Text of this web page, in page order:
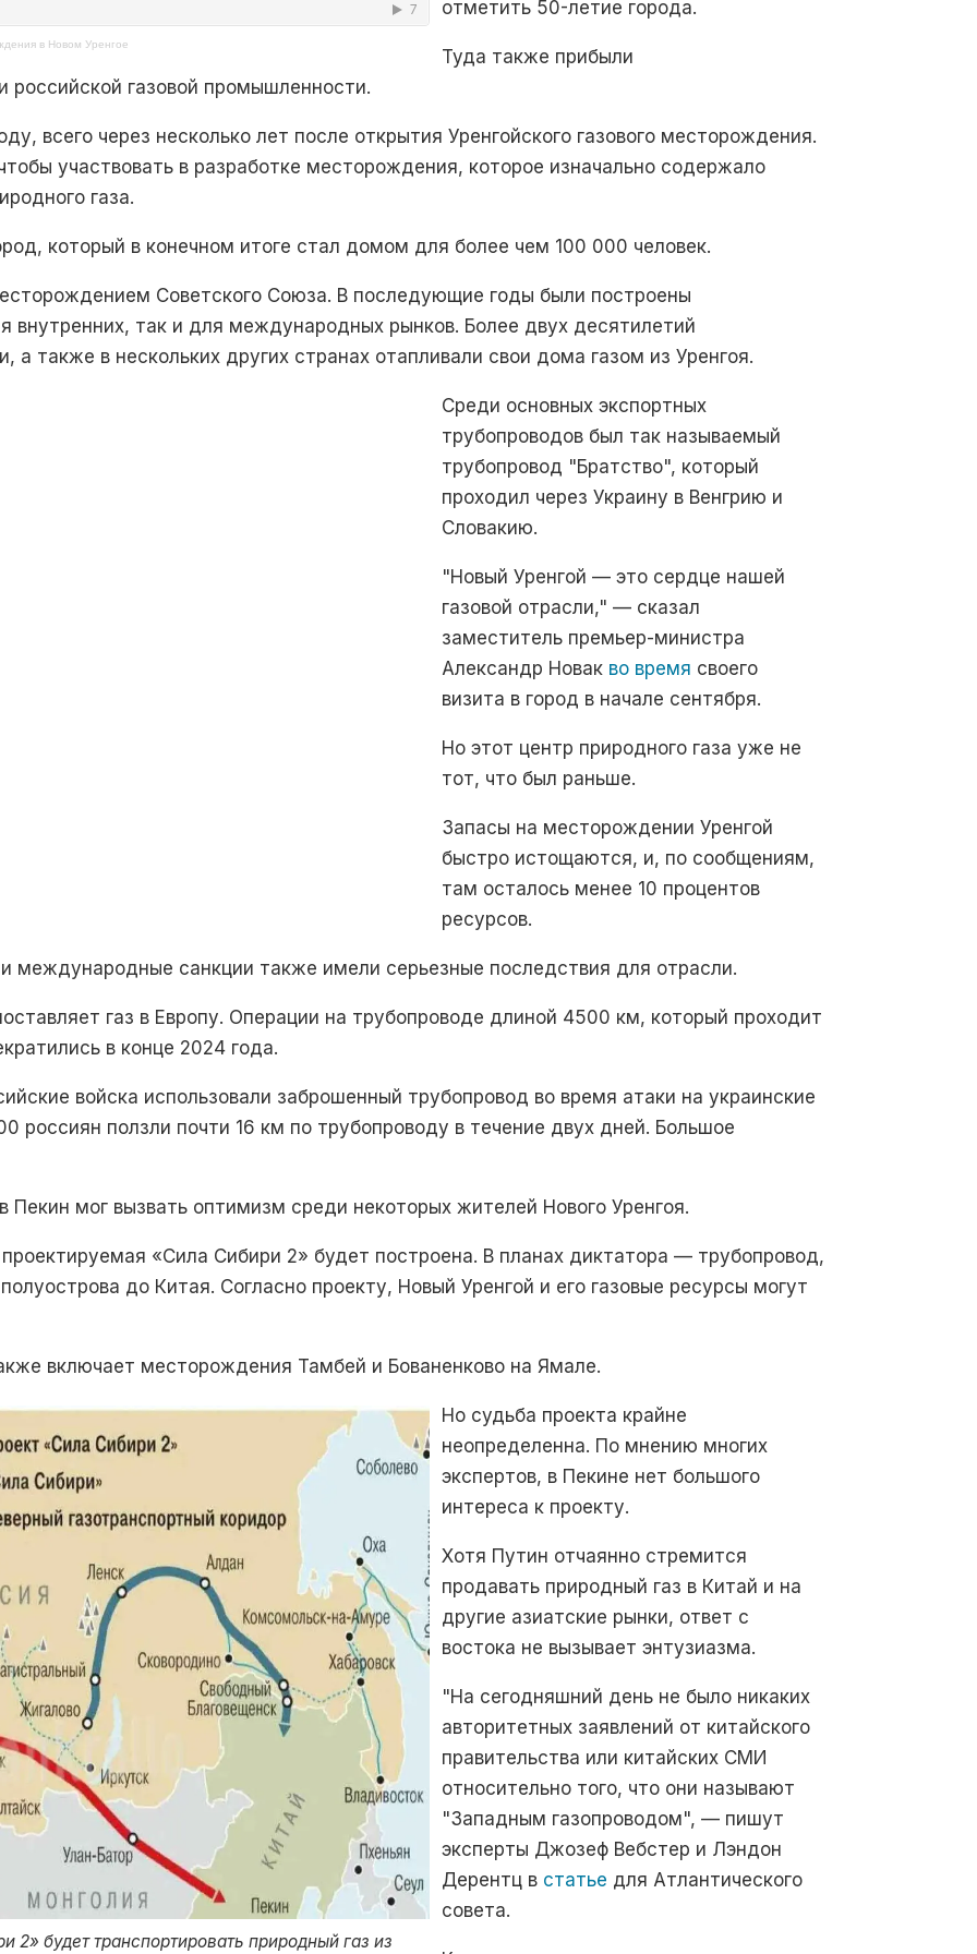
в Новом Уренгое
отметить 50-летие города.
Туда также прибыли
российской газовой промышленности.
всего через несколько лет после открытия Уренгойского газового месторождения.
участвовать в разработке месторождения, которое изначально содержало
газа.
который в конечном итоге стал домом для более чем 100 000 человек.
Советского Союза. В последующие годы были построены
внутренних, так и для международных рынков. Более двух десятилетий
а также в нескольких других странах отапливали свои дома газом из Уренгоя.
Среди основных экспортных
трубопроводов был так называемый
трубопровод "Братство", который
проходил через Украину в Венгрию и
Словакию.
"Новый Уренгой — это сердце нашей
газовой отрасли," — сказал
заместитель премьер-министра
Александр Новак во время своего
визита в город в начале сентября.
Но этот центр природного газа уже не
тот, что был раньше.
Запасы на месторождении Уренгой
быстро истощаются, и, по сообщениям,
там осталось менее 10 процентов
ресурсов.
международные санкции также имели серьезные последствия для отрасли.
газ в Европу. Операции на трубопроводе длиной 4500 км, который проходит
в конце 2024 года.
войска использовали заброшенный трубопровод во время атаки на украинские
россиян ползли почти 16 км по трубопроводу в течение двух дней. Большое
мог вызвать оптимизм среди некоторых жителей Нового Уренгоя.
«Сила Сибири 2» будет построена. В планах диктатора — трубопровод,
до Китая. Согласно проекту, Новый Уренгой и его газовые ресурсы могут
включает месторождения Тамбей и Бованенково на Ямале.
будет транспортировать природный газ из
Но судьба проекта крайне
неопределенна. По мнению многих
экспертов, в Пекине нет большого
интереса к проекту.
Хотя Путин отчаянно стремится
продавать природный газ в Китай и на
другие азиатские рынки, ответ с
востока не вызывает энтузиазма.
"На сегодняшний день не было никаких
авторитетных заявлений от китайского
правительства или китайских СМИ
относительно того, что они называют
"Западным газопроводом", — пишут
эксперты Джозеф Вебстер и Лэндон
Дерентц в статье для Атлантического
совета.